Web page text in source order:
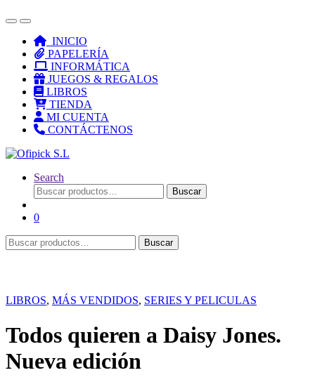
INICIO
PAPELERÍA
INFORMÁTICA
JUEGOS & REGALOS
LIBROS
TIENDA
MI CUENTA
CONTÁCTENOS
Search
Buscar
por:
Buscar
0
Buscar
por:
Buscar
LIBROS, MÁS VENDIDOS, SERIES Y PELICULAS
Todos quieren a Daisy Jones.
Nueva edición